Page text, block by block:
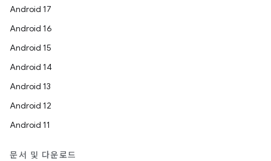
Android 17
Android 16
Android 15
Android 14
Android 13
Android 12
Android 11
문서 및 다운로드